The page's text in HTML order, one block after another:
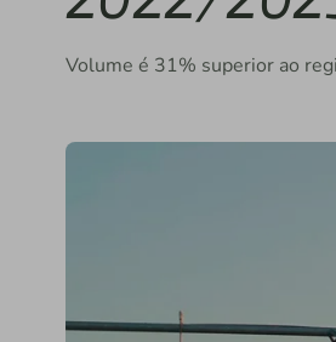
Volume é 31% superior ao